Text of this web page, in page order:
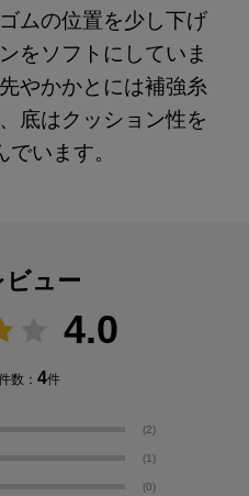
ムの位置を少し下げ
をソフトにしていま
やかかとには補強糸
底はクッション性を
います。
ビュー
4.0
数：4件
(2)
(1)
(0)